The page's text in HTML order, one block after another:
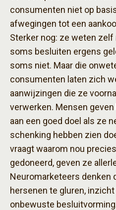
consumenten niet op
afwegingen tot een
Sterker nog: ze weten
soms besluiten ergens
soms niet. Maar die
consumenten laten zich
aanwijzingen die ze
verwerken. Mensen
aan een goed doel als ze
schenking hebben zien
vraagt waarom nou
gedoneerd, geven ze
Neuromarketeers denken
hersenen te gluren,
onbewuste